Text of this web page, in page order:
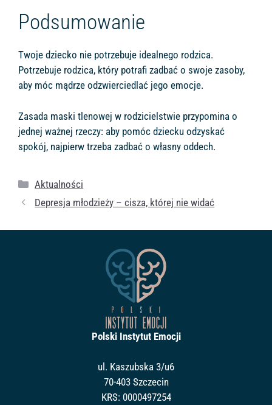
Podsumowanie
Twoje dziecko nie potrzebuje idealnego rodzica.
Potrzebuje rodzica, który potrafi zadbać o swoje zasoby,
aby móc mądrze odzwierciedlać jego emocje.
Zasada maski tlenowej w rodzicielstwie przypomina o
jednej ważnej rzeczy: aby pomóc dziecku odzyskać
spokój, najpierw trzeba zadbać o własny oddech.
Kategorie
Aktualności
Depresja młodzieży – cisza, której nie widać
Polski Instytut Emocji
ul. Kaszubska 3/u6
70-403 Szczecin
KRS: 0000497254